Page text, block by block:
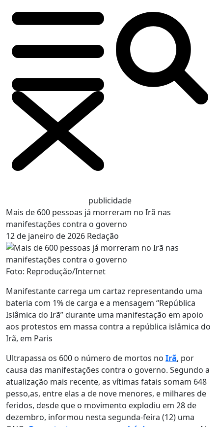
publicidade
Mais de 600 pessoas já morreram no Irã nas
manifestações contra o governo
12 de janeiro de 2026 Redação
Foto: Reprodução/Internet
Manifestante carrega um cartaz representando uma
bateria com 1% de carga e a mensagem “República
Islâmica do Irã” durante uma manifestação em apoio
aos protestos em massa contra a república islâmica do
Irã, em Paris
Ultrapassa os 600 o número de mortos no Irã, por
causa das manifestações contra o governo. Segundo a
atualização mais recente, as vítimas fatais somam 648
pesso,as, entre elas a de nove menores, e milhares de
feridos, desde que o movimento explodiu em 28 de
dezembro, informou nesta segunda-feira (12) uma